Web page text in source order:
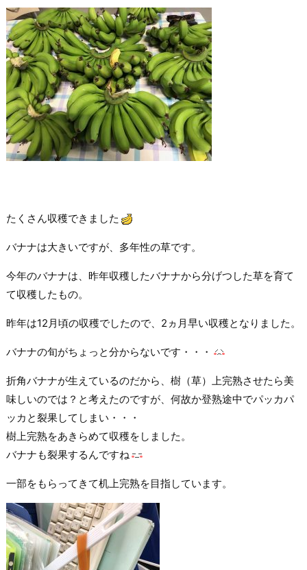
たくさん収穫できました
バナナは大きいですが、多年性の草です。
今年のバナナは、昨年収穫したバナナから分げつした草を育て
て収穫したもの。
昨年は12月頃の収穫でしたので、2ヵ月早い収穫となりました。
バナナの旬がちょっと分からないです・・・
折角バナナが生えているのだから、樹（草）上完熟させたら美
味しいのでは？と考えたのですが、何故か登熟途中でパッカパ
ッカと裂果してしまい・・・
樹上完熟をあきらめて収穫をしました。
バナナも裂果するんですね
一部をもらってきて机上完熟を目指しています。